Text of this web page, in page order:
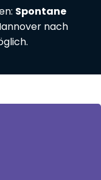
Spontane
nach